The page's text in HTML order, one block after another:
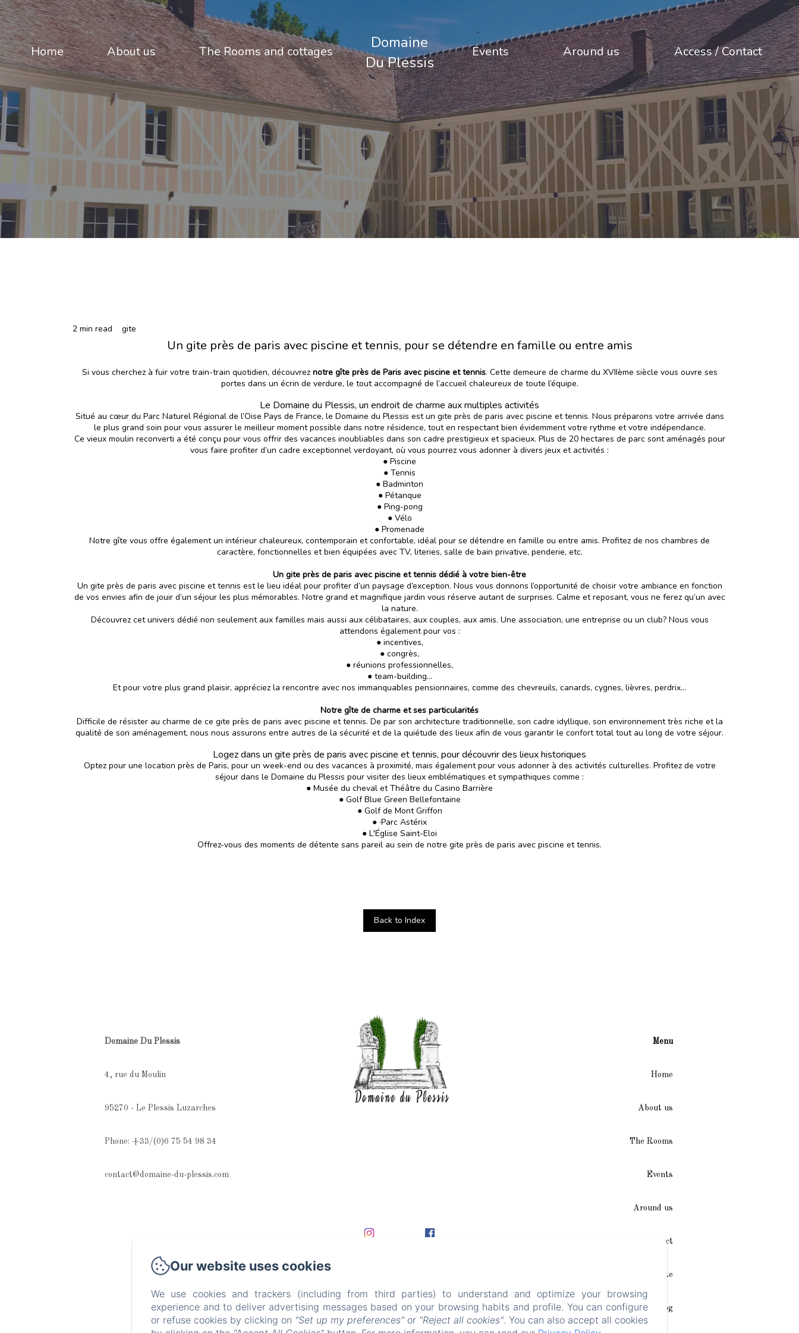
Home About us The Rooms and cottages
Domaine
Du Plessis
Events Around us Access / Contact
2 min read gite
Un gite près de paris avec piscine et tennis, pour se détendre en famille ou entre amis
Si vous cherchez à fuir votre train-train quotidien, découvrez notre gîte près de Paris avec piscine et tennis. Cette demeure de charme du XVIIème siècle vous ouvre ses
portes dans un écrin de verdure, le tout accompagné de l’accueil chaleureux de toute l’équipe.
Le Domaine du Plessis, un endroit de charme aux multiples activités
Situé au cœur du Parc Naturel Régional de l’Oise Pays de France, le Domaine du Plessis estun gite près de paris avec piscine et tennis. Nous préparons votre arrivée dans
le plus grand soin pour vous assurer le meilleur moment possible dans notre résidence, tout en respectant bien évidemment votre rythme et votre indépendance.
Ce vieux moulin reconverti a été conçu pour vous offrir des vacances inoubliables dans son cadre prestigieux et spacieux. Plus de 20 hectares de parc sont aménagés pour
vous faire profiter d’un cadre exceptionnel verdoyant, où vous pourrez vous adonner à divers jeux et activités :
● Piscine
● Tennis
● Badminton
● Pétanque
● Ping-pong
● Vélo
● Promenade
Notre gîte vous offre également un intérieur chaleureux, contemporain et confortable, idéal pour se détendre en famille ou entre amis. Profitez de nos chambres de
caractère, fonctionnelles et bien équipées avec TV, literies, salle de bain privative, penderie, etc.
Un gite près de paris avec piscine et tennis dédié à votre bien-être
Un gite près de paris avec piscine et tennis est le lieu idéal pour profiter d’un paysage d’exception. Nous vous donnons l’opportunité de choisir votre ambiance en fonction
de vos envies afin de jouir d’un séjour les plus mémorables. Notre grand et magnifique jardin vous réserve autant de surprises. Calme et reposant, vous ne ferez qu’un avec
la nature.
Découvrez cet univers dédié non seulement aux familles mais aussi aux célibataires, aux couples, aux amis. Une association, une entreprise ou un club? Nous vous
attendons également pour vos :
● incentives,
● congrès,
● réunions professionnelles,
● team-building…
Et pour votre plus grand plaisir, appréciez la rencontre avec nos immanquables pensionnaires, comme des chevreuils, canards, cygnes, lièvres, perdrix…
Notre gîte de charme et ses particularités
Difficile de résister au charme de ce gite près de paris avec piscine et tennis. De par son architecture traditionnelle, son cadre idyllique, son environnement très riche et la
qualité de son aménagement, nous nous assurons entre autres de la sécurité et de la quiétude des lieux afin de vous garantir le confort total tout au long de votre séjour.
Logez dans un gite près de paris avec piscine et tennis, pour découvrir des lieux historiques
Optez pour une location près de Paris, pour un week-end ou des vacances à proximité, mais également pour vous adonner à des activités culturelles. Profitez de votre
séjour dans le Domaine du Plessis pour visiter des lieux emblématiques et sympathiques comme :
● Musée du cheval et Théâtre du Casino Barrière
● Golf Blue Green Bellefontaine
● Golf de Mont Griffon
● ·Parc Astérix
● L'Église Saint-Eloi
Offrez-vous des moments de détente sans pareil au sein de notre gite près de paris avec piscine et tennis.
Back to Index
Domaine Du Plessis
4, rue du Moulin
95270 - Le Plessis Luzarches
Phone: +33/(0)6 75 54 98 34
contact@domaine-du-plessis.com
Menu
Home
About us
The Rooms
Events
Around us
Access / Contact
Plan du site
Blog
Our website uses cookies
We use cookies and trackers (including from third parties) to understand and optimize your browsing
experience and to deliver advertising messages based on your browsing habits and profile. You can configure
or refuse cookies by clicking on "Set up my preferences" or "Reject all cookies". You can also accept all cookies